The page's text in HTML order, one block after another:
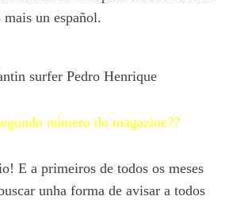
un español.
surfer Pedro Henrique
número do magazine??
E a primeiros de todos os meses
unha forma de avisar a todos